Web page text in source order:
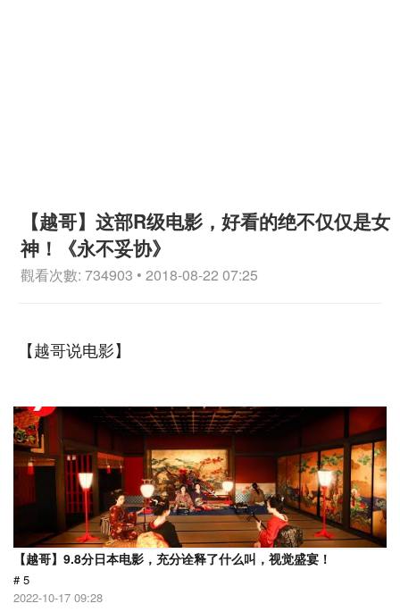
【越哥】这部R级电影，好看的绝不仅仅是女
神！《永不妥协》
觀看次數: 734903 • 2018-08-22 07:25
【越哥说电影】
【越哥】9.8分日本电影，充分诠释了什么叫，视觉盛宴！
# 5
2022-10-17 09:28